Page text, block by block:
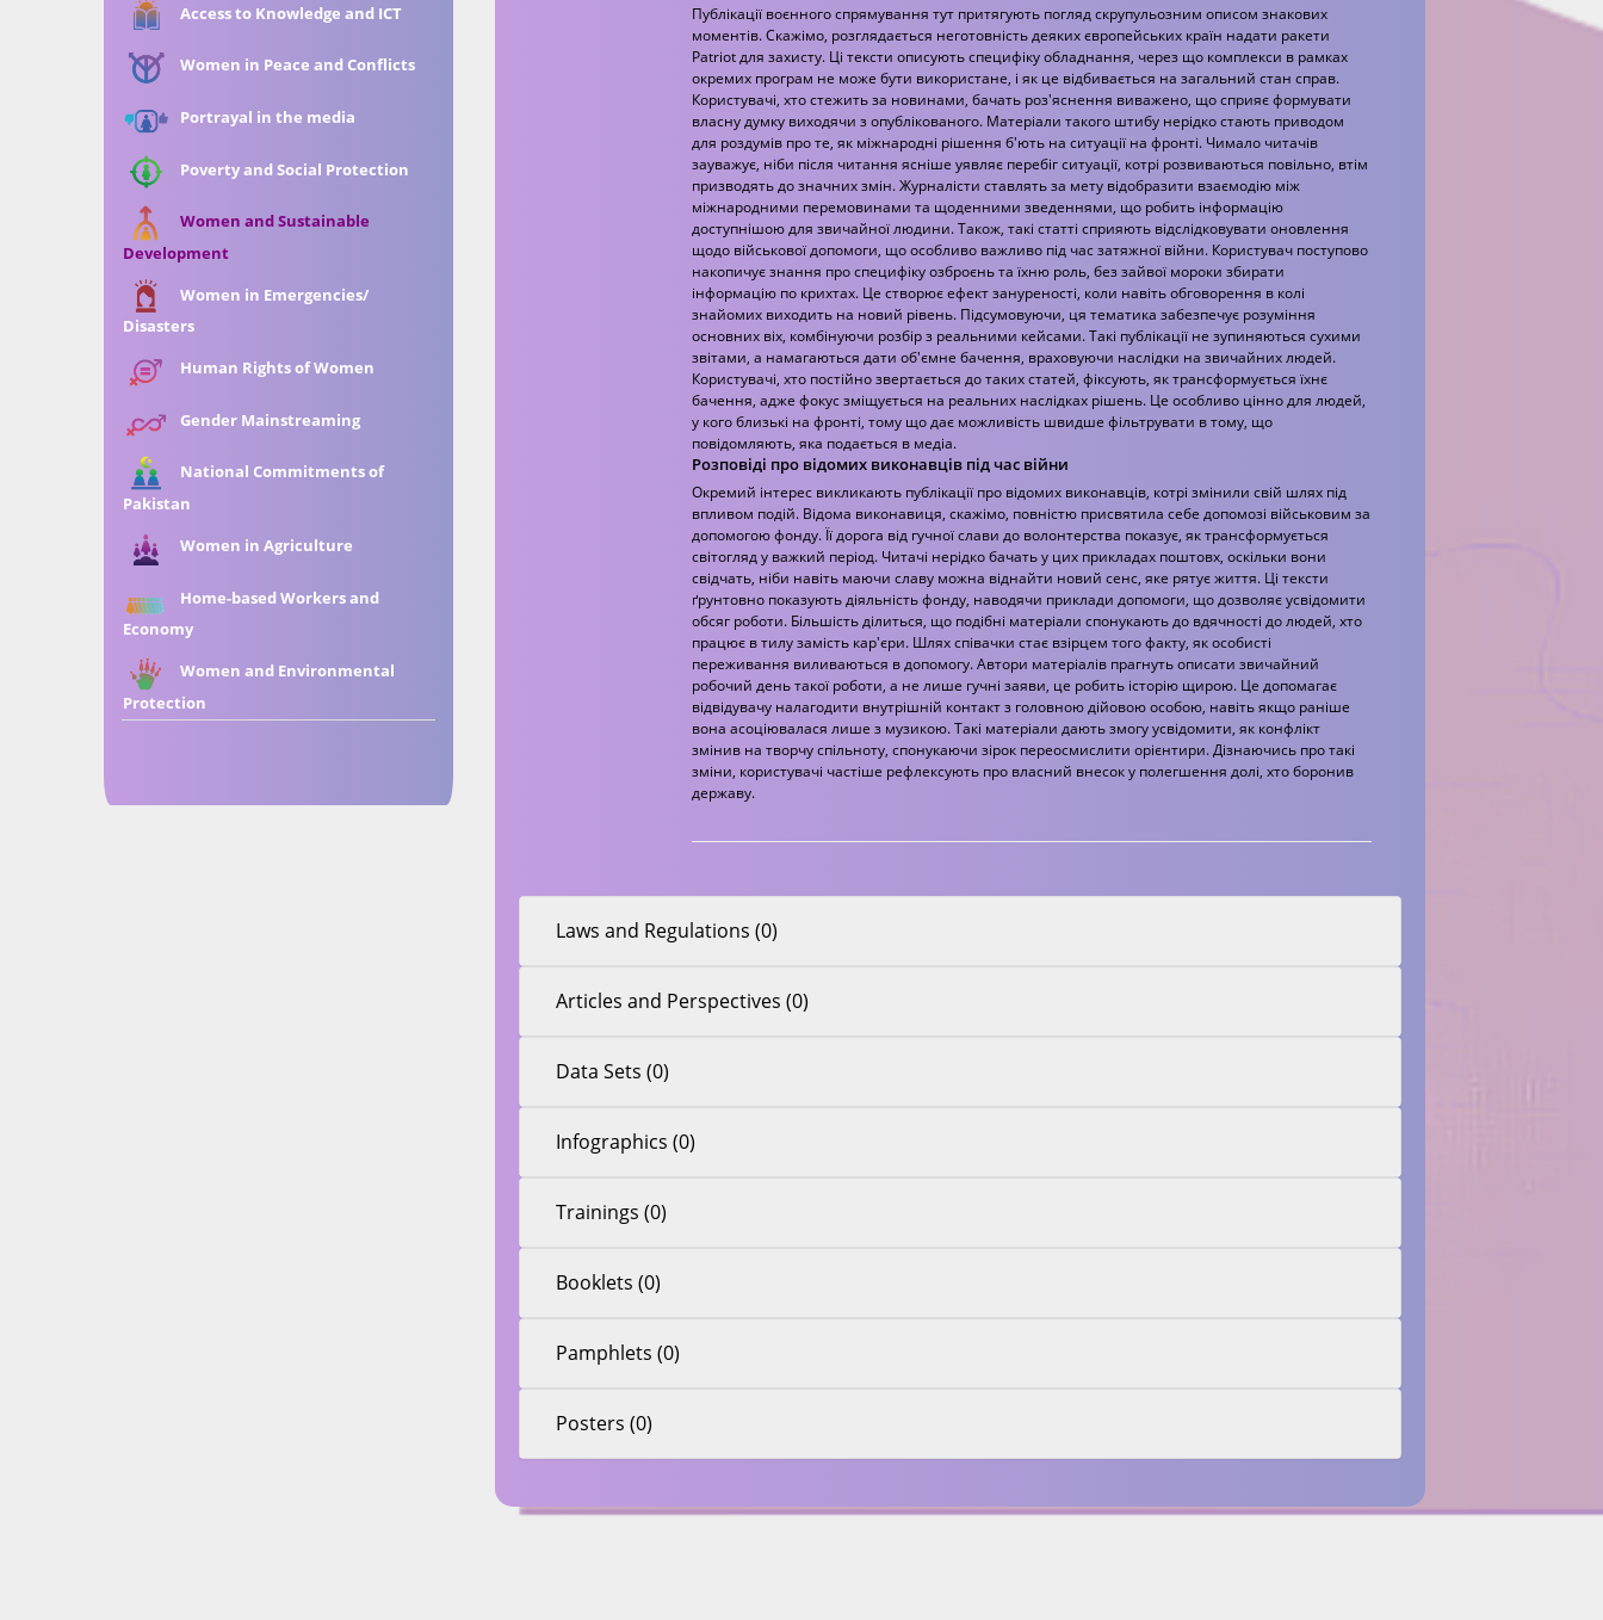
Access to Knowledge and ICT
Women in Peace and Conflicts
Portrayal in the media
Poverty and Social Protection
Women and Sustainable
Development
Women in Emergencies/
Disasters
Human Rights of Women
Gender Mainstreaming
National Commitments of
Pakistan
Women in Agriculture
Home-based Workers and
Economy
Women and Environmental
Protection
Публікації воєнного спрямування тут притягують погляд скрупульозним описом знакових
моментів. Скажімо, розглядається неготовність деяких європейських країн надати ракети
Patriot для захисту. Ці тексти описують специфіку обладнання, через що комплекси в рамках
окремих програм не може бути використане, і як це відбивається на загальний стан справ.
Користувачі, хто стежить за новинами, бачать роз'яснення виважено, що сприяє формувати
власну думку виходячи з опублікованого. Матеріали такого штибу нерідко стають приводом
для роздумів про те, як міжнародні рішення б'ють на ситуації на фронті. Чимало читачів
зауважує, ніби після читання ясніше уявляє перебіг ситуації, котрі розвиваються повільно, втім
призводять до значних змін. Журналісти ставлять за мету відобразити взаємодію між
міжнародними перемовинами та щоденними зведеннями, що робить інформацію
доступнішою для звичайної людини. Також, такі статті сприяють відслідковувати оновлення
щодо військової допомоги, що особливо важливо під час затяжної війни. Користувач поступово
накопичує знання про специфіку озброєнь та їхню роль, без зайвої мороки збирати
інформацію по крихтах. Це створює ефект зануреності, коли навіть обговорення в колі
знайомих виходить на новий рівень. Підсумовуючи, ця тематика забезпечує розуміння
основних віх, комбінуючи розбір з реальними кейсами. Такі публікації не зупиняються сухими
звітами, а намагаються дати об'ємне бачення, враховуючи наслідки на звичайних людей.
Користувачі, хто постійно звертається до таких статей, фіксують, як трансформується їхнє
бачення, адже фокус зміщується на реальних наслідках рішень. Це особливо цінно для людей,
у кого близькі на фронті, тому що дає можливість швидше фільтрувати в тому, що
повідомляють, яка подається в медіа.
Розповіді про відомих виконавців під час війни
Окремий інтерес викликають публікації про відомих виконавців, котрі змінили свій шлях під
впливом подій. Відома виконавиця, скажімо, повністю присвятила себе допомозі військовим за
допомогою фонду. Її дорога від гучної слави до волонтерства показує, як трансформується
світогляд у важкий період. Читачі нерідко бачать у цих прикладах поштовх, оскільки вони
свідчать, ніби навіть маючи славу можна віднайти новий сенс, яке рятує життя. Ці тексти
ґрунтовно показують діяльність фонду, наводячи приклади допомоги, що дозволяє усвідомити
обсяг роботи. Більшість ділиться, що подібні матеріали спонукають до вдячності до людей, хто
працює в тилу замість кар'єри. Шлях співачки стає взірцем того факту, як особисті
переживання виливаються в допомогу. Автори матеріалів прагнуть описати звичайний
робочий день такої роботи, а не лише гучні заяви, це робить історію щирою. Це допомагає
відвідувачу налагодити внутрішній контакт з головною дійовою особою, навіть якщо раніше
вона асоціювалася лише з музикою. Такі матеріали дають змогу усвідомити, як конфлікт
змінив на творчу спільноту, спонукаючи зірок переосмислити орієнтири. Дізнаючись про такі
зміни, користувачі частіше рефлексують про власний внесок у полегшення долі, хто боронив
державу.
Laws and Regulations (0)
Articles and Perspectives (0)
Data Sets (0)
Infographics (0)
Trainings (0)
Booklets (0)
Pamphlets (0)
Posters (0)